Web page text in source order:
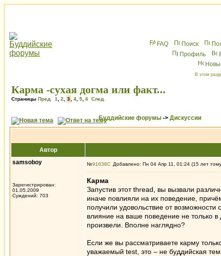
FAQ Поиск
Профиль
В этом
Карма -сухая догма или факт...
Страницы Пред. 1 2 3 4 5 6 След.
Буддийские форумы -> Дискуссии
Автор
samsoboy
Зарегистрирован:
01.05.2009
Суждений: 703
№91638 Добавлено: Пн 04 Апр 11, 01:24 (15 лет
Карма
Запустив этот thread, вы вызвали
иначе повлияли на их поведение,
получили удовольствие от
влияние на ваше поведение не только
произвели. Вполне наглядно?
Если же вы рассматриваете карму
уважаемый test, это – не буддийская